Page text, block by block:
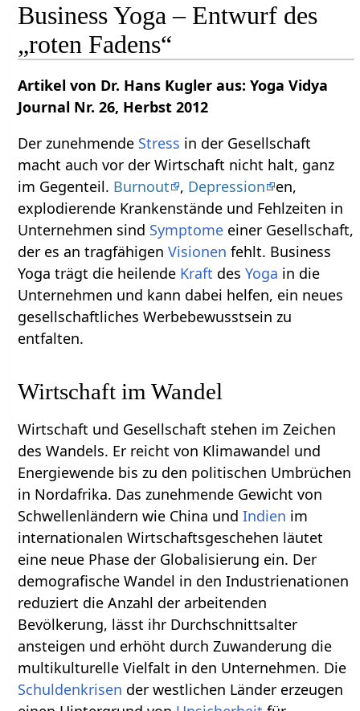
Business Yoga – Entwurf des
„roten Fadens“
Artikel von Dr. Hans Kugler aus: Yoga Vidya
Journal Nr. 26, Herbst 2012
Der zunehmende Stress in der Gesellschaft
macht auch vor der Wirtschaft nicht halt, ganz
im Gegenteil. Burnout , Depression
en,
explodierende Krankenstände und Fehlzeiten in
Unternehmen sind Symptome einer Gesellschaft,
der es an tragfähigenVisionen fehlt. Business
Yoga trägt die heilende Kraft desYoga in die
Unternehmen und kann dabei helfen, ein neues
gesellschaftliches Werbebewusstsein zu
entfalten.
Wirtschaft im Wandel
Wirtschaft und Gesellschaft stehen im Zeichen
des Wandels. Er reicht von Klimawandel und
Energiewende bis zu den politischen Umbrüchen
in Nordafrika. Das zunehmende Gewicht von
Schwellenländern wie China undIndien im
internationalen Wirtschaftsgeschehen läutet
eine neue Phase der Globalisierung ein. Der
demografische Wandel in den Industrienationen
reduziert die Anzahl der arbeitenden
Bevölkerung, lässt ihr Durchschnittsalter
ansteigen und erhöht durch Zuwanderung die
multikulturelle Vielfalt in den Unternehmen. Die
Schuldenkrisen der westlichen Länder erzeugen